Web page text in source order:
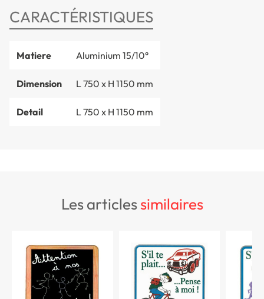
CARACTÉRISTIQUES
Matiere Aluminium 15/10°
Dimension L 750 x H 1150 mm
Detail L 750 x H 1150 mm
les articlessimilaires